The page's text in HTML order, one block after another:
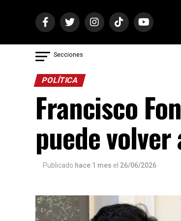
Secciones
POLÍTICA
Francisco
puede volver
Publicado hace 1 mes el 26/06/2026